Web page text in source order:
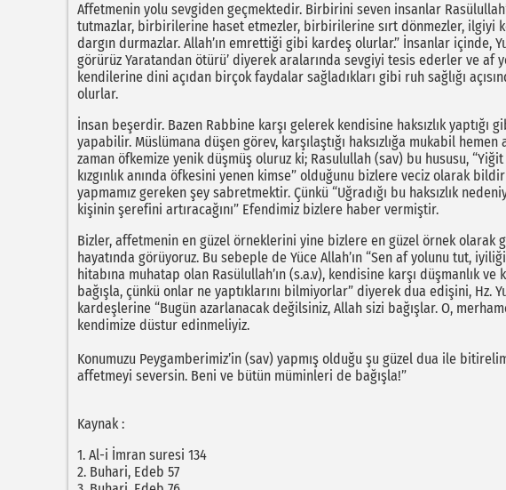
Affetmenin yolu sevgiden geçmektedir. Birbirini seven insanlar
tutmazlar, birbirilerine haset etmezler, birbirilerine sırt dönmezler, ilgiyi
dargın durmazlar. Allah’ın emrettiği gibi kardeş olurlar.” İnsanlar içinde,
görürüz Yaratandan ötürü’ diyerek aralarında sevgiyi tesis ederler ve af
kendilerine dini açıdan birçok faydalar sağladıkları gibi ruh sağlığı
olurlar.
İnsan beşerdir. Bazen Rabbine karşı gelerek kendisine haksızlık yaptığı
yapabilir. Müslümana düşen görev, karşılaştığı haksızlığa mukabil hemen
zaman öfkemize yenik düşmüş oluruz ki; Rasulullah (sav) bu hususu,
kızgınlık anında öfkesini yenen kimse” olduğunu bizlere veciz olarak
yapmamız gereken şey sabretmektir. Çünkü “Uğradığı bu haksızlık
kişinin şerefini artıracağını” Efendimiz bizlere haber vermiştir.
Bizler, affetmenin en güzel örneklerini yine bizlere en güzel örnek olarak
hayatında görüyoruz. Bu sebeple de Yüce Allah’ın “Sen af yolunu tut,
hitabına muhatap olan Rasülullah’ın (s.a.v), kendisine karşı düşmanlık ve
bağışla, çünkü onlar ne yaptıklarını bilmiyorlar” diyerek dua edişini, Hz.
kardeşlerine “Bugün azarlanacak değilsiniz, Allah sizi bağışlar. O,
kendimize düstur edinmeliyiz.
Konumuzu Peygamberimiz’in (sav) yapmış olduğu şu güzel dua ile
affetmeyi seversin. Beni ve bütün müminleri de bağışla!”
Kaynak :
1. Al-i İmran suresi 134
2. Buhari, Edeb 57